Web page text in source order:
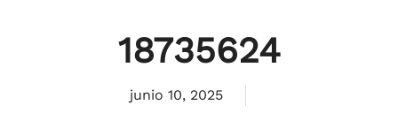
18735624
junio 10, 2025